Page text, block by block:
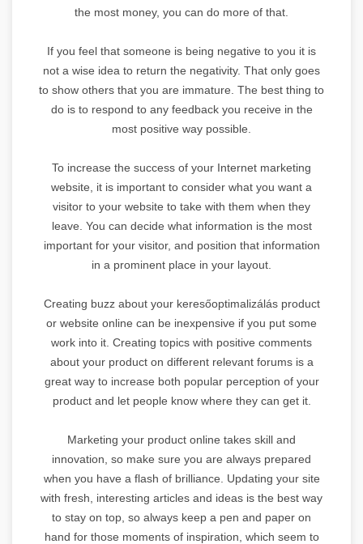
the most money, you can do more of that.
If you feel that someone is being negative to you it is
not a wise idea to return the negativity. That only goes
to show others that you are immature. The best thing to
do is to respond to any feedback you receive in the
most positive way possible.
To increase the success of your Internet marketing
website, it is important to consider what you want a
visitor to your website to take with them when they
leave. You can decide what information is the most
important for your visitor, and position that information
in a prominent place in your layout.
Creating buzz about your keresőoptimalizálás product
or website online can be inexpensive if you put some
work into it. Creating topics with positive comments
about your product on different relevant forums is a
great way to increase both popular perception of your
product and let people know where they can get it.
Marketing your product online takes skill and
innovation, so make sure you are always prepared
when you have a flash of brilliance. Updating your site
with fresh, interesting articles and ideas is the best way
to stay on top, so always keep a pen and paper on
hand for those moments of inspiration, which seem to